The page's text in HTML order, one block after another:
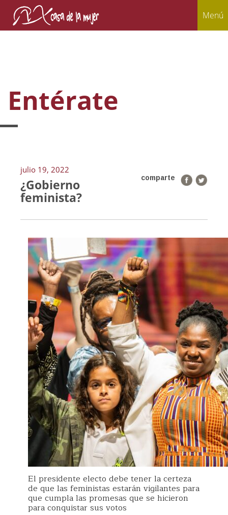
Menú
Entérate
julio 19, 2022
comparte
¿Gobierno
feminista?
El presidente electo debe tener la certeza
de que las feministas estarán vigilantes para
que cumpla las promesas que se hicieron
para conquistar sus votos